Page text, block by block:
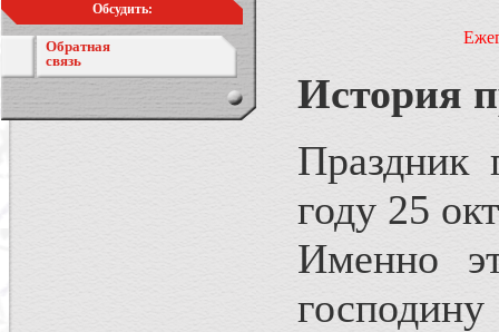
Обсудить:
Обратная
связь
История
Праздник
году 25
Именно